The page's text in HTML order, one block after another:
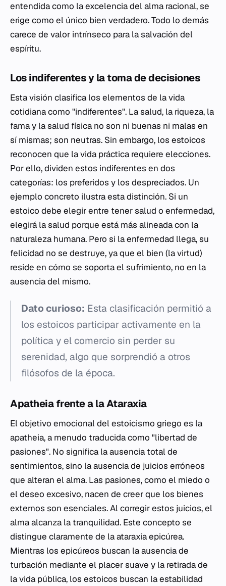
entendida como la excelencia del alma racional, se
erige como el único bien verdadero. Todo lo demás
carece de valor intrínseco para la salvación del
espíritu.
Los indiferentes y la toma de decisiones
Esta visión clasifica los elementos de la vida
cotidiana como "indiferentes". La salud, la riqueza, la
fama y la salud física no son ni buenas ni malas en
sí mismas; son neutras. Sin embargo, los estoicos
reconocen que la vida práctica requiere elecciones.
Por ello, dividen estos indiferentes en dos
categorías: los preferidos y los despreciados. Un
ejemplo concreto ilustra esta distinción. Si un
estoico debe elegir entre tener salud o enfermedad,
elegirá la salud porque está más alineada con la
naturaleza humana. Pero si la enfermedad llega, su
felicidad no se destruye, ya que el bien (la virtud)
reside en cómo se soporta el sufrimiento, no en la
ausencia del mismo.
Dato curioso: Esta clasificación permitió a
los estoicos participar activamente en la
política y el comercio sin perder su
serenidad, algo que sorprendió a otros
filósofos de la época.
Apatheia frente a la Ataraxia
El objetivo emocional del estoicismo griego es la
apatheia, a menudo traducida como "libertad de
pasiones". No significa la ausencia total de
sentimientos, sino la ausencia de juicios erróneos
que alteran el alma. Las pasiones, como el miedo o
el deseo excesivo, nacen de creer que los bienes
externos son esenciales. Al corregir estos juicios, el
alma alcanza la tranquilidad. Este concepto se
distingue claramente de laataraxiaepicúrea.
Mientras los epicúreos buscan la ausencia de
turbación mediante el placer suave y la retirada de
la vida pública, los estoicos buscan la estabilidad